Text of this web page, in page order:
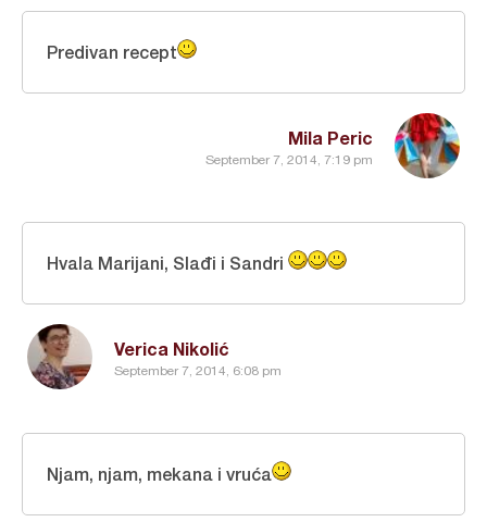
Mila Peric
September 7, 2014, 7:19 pm
Predivan recept
Verica Nikolić
September 7, 2014, 6:08 pm
Hvala Marijani, Slađi i Sandri
Njam, njam, mekana i vruća